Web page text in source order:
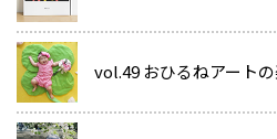
vol.49 おひるねアート